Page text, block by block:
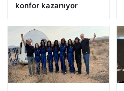
konfor kazanıyor